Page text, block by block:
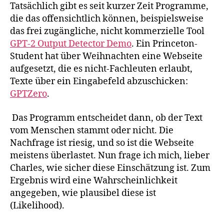
Tatsächlich gibt es seit kurzer Zeit Programme,
die das offensichtlich können, beispielsweise
das frei zugängliche, nicht kommerzielle Tool
GPT-2 Output Detector Demo. Ein Princeton-
Student hat über Weihnachten eine Webseite
aufgesetzt, die es nicht-Fachleuten erlaubt,
Texte über ein Eingabefeld abzuschicken:
GPTZero.
Das Programm entscheidet dann, ob der Text
vom Menschen stammt oder nicht. Die
Nachfrage ist riesig, und so ist die Webseite
meistens überlastet. Nun frage ich mich, lieber
Charles, wie sicher diese Einschätzung ist. Zum
Ergebnis wird eine Wahrscheinlichkeit
angegeben, wie plausibel diese ist
(Likelihood).